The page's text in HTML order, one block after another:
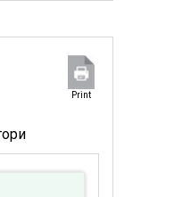
Print